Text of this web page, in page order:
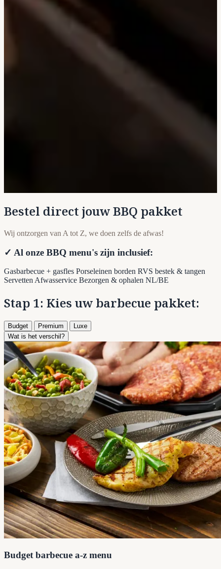
Bestel direct jouw BBQ pakket
Wij ontzorgen van A tot Z, we doen zelfs de afwas!
✓ Al onze BBQ menu's zijn inclusief:
Gasbarbecue + gasfles Porseleinen borden RVS bestek & tangen
ServettenAfwasservice Bezorgen & ophalen NL/BE
Stap 1: Kies uw barbecue pakket:
Budget Premium
Luxe
Wat is het verschil?
Budget barbecue a-z menu